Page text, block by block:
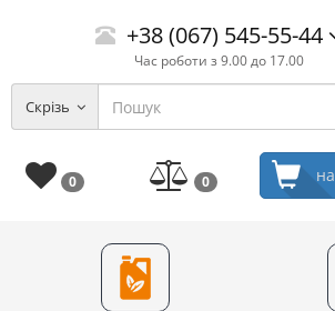
+38 (067) 545-55-44
Час роботи з 9.00 до 17.00
Скрізь
0 0 на